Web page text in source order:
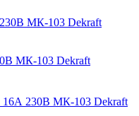
МК-103 Dekraft